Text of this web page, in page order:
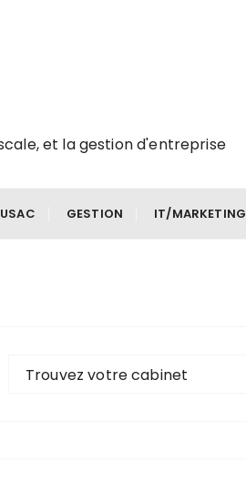
et la gestion d'entreprise
GESTION IT/MARKETING
Trouvez votre cabinet